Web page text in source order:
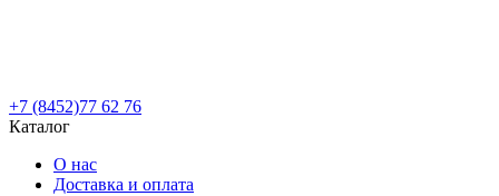
+7 (8452)77 62 76
Каталог
О нас
Доставка и оплата